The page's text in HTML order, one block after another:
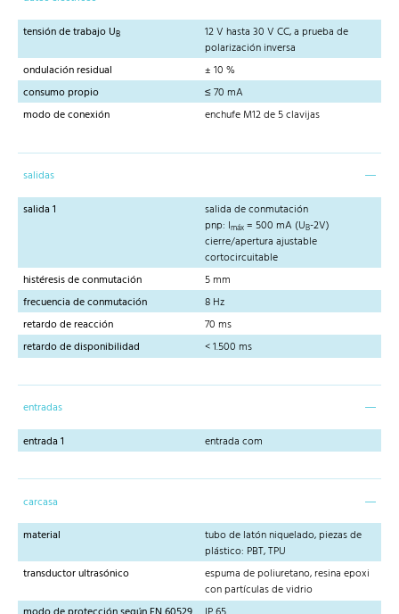
tensión de trabajo UB
12 V hasta 30 V CC, a prueba de
polarización inversa
ondulación residual
± 10 %
consumo propio
≤ 70 mA
modo de conexión
enchufe M12 de 5 clavijas
salidas
salida 1
salida de conmutación
pnp: Imáx = 500 mA (UB-2V)
cierre/apertura ajustable
cortocircuitable
histéresis de conmutación
5 mm
frecuencia de conmutación
8 Hz
retardo de reacción
70 ms
retardo de disponibilidad
< 1.500 ms
entradas
entrada 1
entrada com
carcasa
material
tubo de latón niquelado, piezas de
plástico: PBT, TPU
transductor ultrasónico
espuma de poliuretano, resina epoxi
con partículas de vidrio